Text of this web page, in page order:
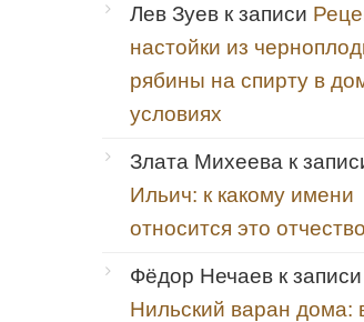
Лев Зуев к записи
настойки из
рябины на спирту в
условиях
Злата Михеева к
Ильич: к какому имени
относится это
Фёдор Нечаев к записи
Нильский варан дома: